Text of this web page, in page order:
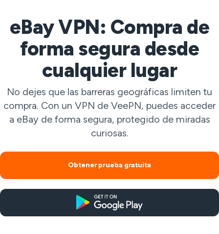
eBay VPN: Compra de
forma segura desde
cualquier lugar
No dejes que las barreras geográficas limiten tu
compra. Con un VPN de VeePN, puedes acceder
a eBay de forma segura, protegido de miradas
curiosas.
Obtener prueba gratuita